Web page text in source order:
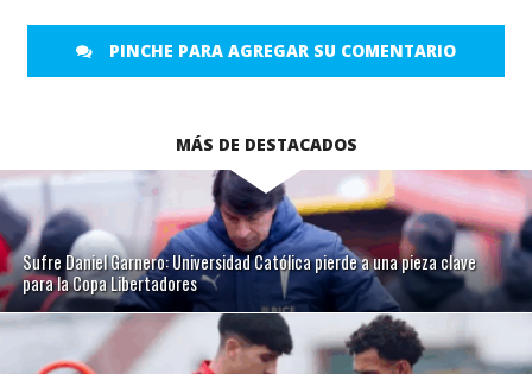
PINCHE PARA AGREGAR SU COMENTARIO
MÁS DE DESTACADOS
Sufre Daniel Garnero: Universidad Católica pierde a una pieza clave
para la Copa Libertadores